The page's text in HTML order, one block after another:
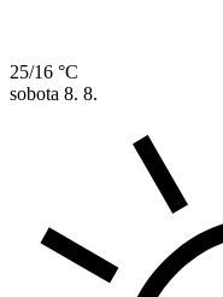
25/16 °C
sobota 8. 8.